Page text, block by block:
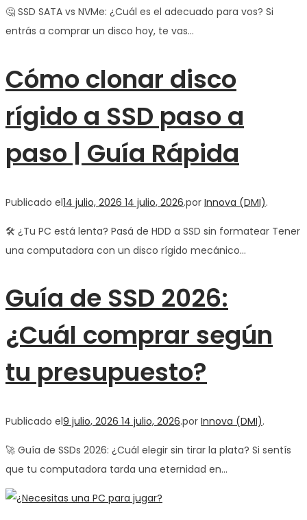
🤔 SSD SATA vs NVMe: ¿Cuál es el adecuado para vos? Si
entrás a comprar un disco hoy, te vas…
Cómo clonar disco
rígido a SSD paso a
paso | Guía Rápida
Publicado el14 julio, 2026 14 julio, 2026.por Innova (DMI).
🛠️ ¿Tu PC está lenta? Pasá de HDD a SSD sin formatear Tener
una computadora con un disco rígido mecánico…
Guía de SSD 2026:
¿Cuál comprar según
tu presupuesto?
Publicado el9 julio, 2026 14 julio, 2026.por Innova (DMI).
🚀 Guía de SSDs 2026: ¿Cuál elegir sin tirar la plata? Si sentís
que tu computadora tarda una eternidad en…